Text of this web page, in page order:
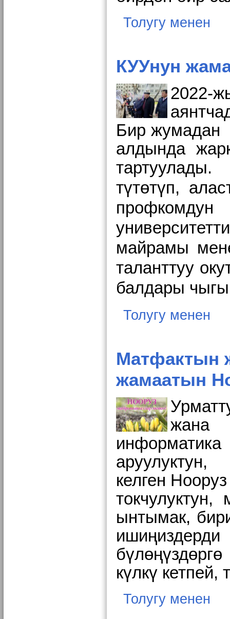
Толугу менен
КУУнун
2022-
Бир жумадан
алдында
түтөтүп,
майрамы
таланттуу
балдары
Толугу менен
Матфактын
жамаатын
жана
келген
ынтымак,
күлкү
Толугу менен